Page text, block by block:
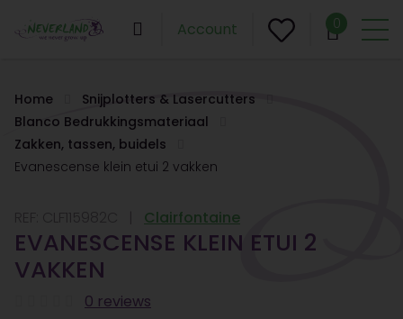
Account 0
Home
Snijplotters & Lasercutters
Blanco Bedrukkingsmateriaal
Zakken, tassen, buidels
Evanescense klein etui 2 vakken
Clairfontaine
EVANESCENSE KLEIN ETUI 2
VAKKEN
0 reviews